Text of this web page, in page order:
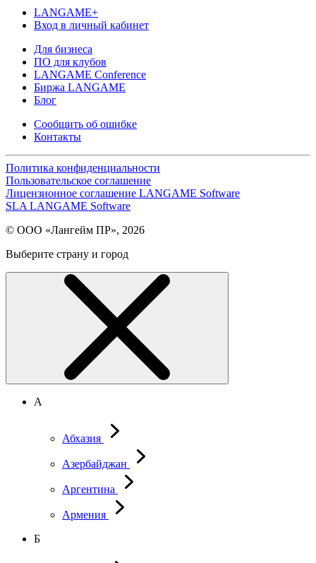
LANGAME+
Вход в личный кабинет
Для бизнеса
ПО для клубов
LANGAME Conference
Биржа LANGAME
Блог
Сообщить об ошибке
Контакты
Политика конфиденциальности
Пользовательское соглашение
Лицензионное соглашение LANGAME Software
SLA LANGAME Software
© ООО «Лангейм ПР», 2026
Выберите страну и город
А
Абхазия
Азербайджан
Аргентина
Армения
Б